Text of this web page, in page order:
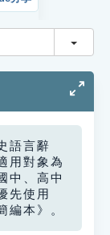
切換
語言辭
用對象為
中、高中
先使用
編本》。